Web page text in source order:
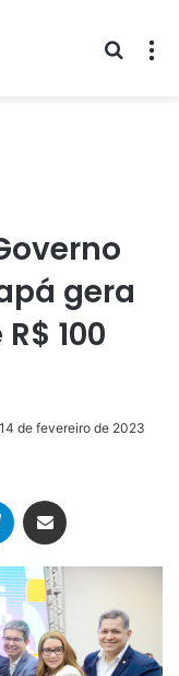
gera
100
de fevereiro de 2023
Telegram